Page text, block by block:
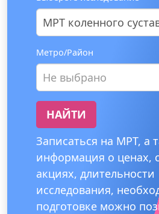
МРТ коленного
Метро/Район
Не выбрано
НАЙТИ
Записаться на МРТ, а
информация о ценах,
акциях, длительности
исследования,
подготовке можно